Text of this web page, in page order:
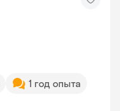
1 год опыта